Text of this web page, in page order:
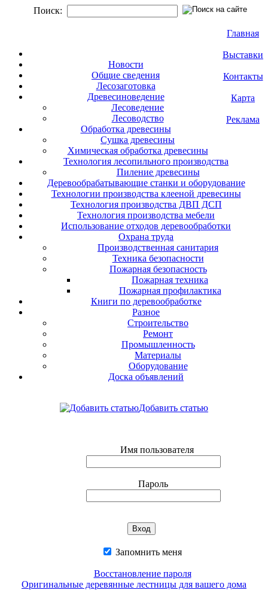
Поиск:
Главная
Выставки
Контакты
Карта
Реклама
Новости
Общие сведения
Лесозаготовка
Древесиноведение
Лесоведение
Лесоводство
Обработка древесины
Сушка древесины
Химическая обработка древесины
Технология лесопильного производства
Пиление древесины
Деревообрабатывающие станки и оборудование
Технологии производства клееной древесины
Технология производства ДВП ДСП
Технология производства мебели
Использование отходов деревообработки
Охрана труда
Производственная санитария
Техника безопасности
Пожарная безопасность
Пожарная техника
Пожарная профилактика
Книги по деревообработке
Разное
Строительство
Ремонт
Промышленность
Материалы
Оборудование
Доска объявлений
Добавить статью
Имя пользователя
Пароль
Запомнить меня
Восстановление пароля
Оригинальные деревянные лестницы для вашего дома